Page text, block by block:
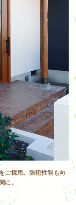
ご採用。防犯性能も向
に。